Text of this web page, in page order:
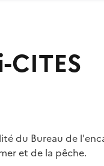
du Bureau de
et de la pêche.